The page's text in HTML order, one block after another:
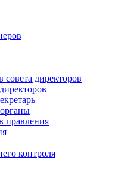
директоров
правления
контроля